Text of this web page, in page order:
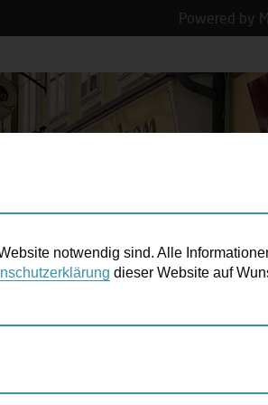
Powered by
SIE EINEN TERMIN
notwendig sind. Alle
dieser Website auf